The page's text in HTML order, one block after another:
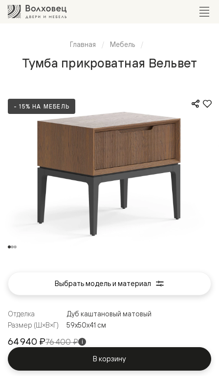
Главная Мебель
Тумба прикроватная Вельвет
- 15% НА МЕБЕЛЬ
Выбрать модель и материал
Отделка
Дуб каштановый матовый
Размер (Ш×В×Г)
59x50x41 см
64 940 ₽76 400 ₽ i
В корзину